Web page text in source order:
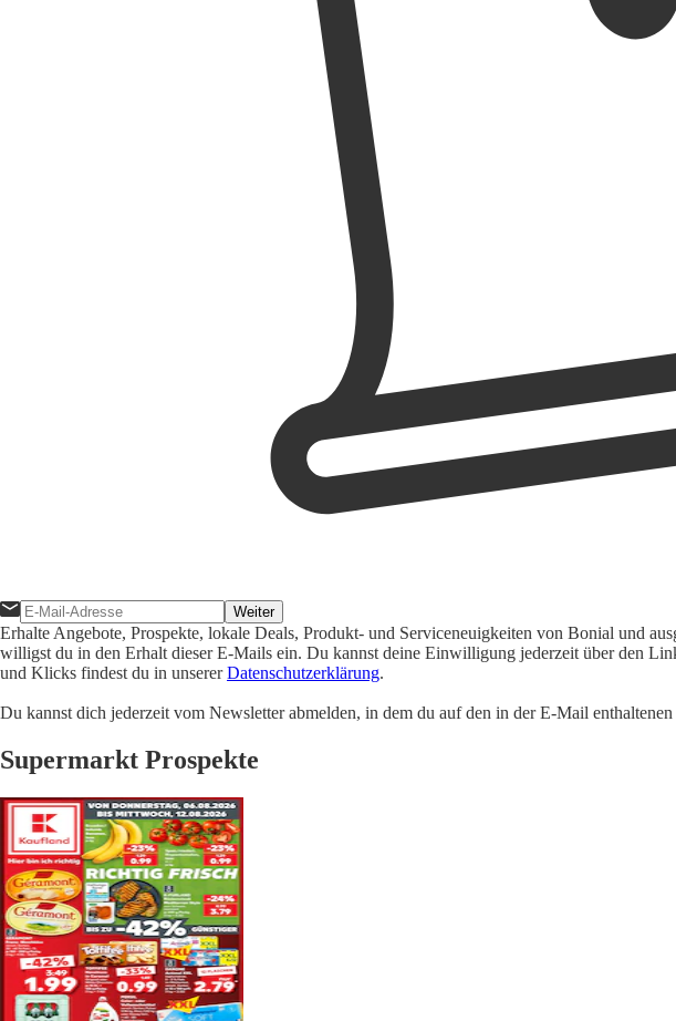
Weiter
Erhalte Angebote, Prospekte, lokale Deals, Produkt- und Serviceneuigkeiten von Bonial und
willigst du in den Erhalt dieser E-Mails ein. Du kannst deine Einwilligung jederzeit über den
und Klicks findest du in unsererDatenschutzerklärung.
Du kannst dich jederzeit vom Newsletter abmelden, in dem du auf den in der E-Mail
Supermarkt Prospekte